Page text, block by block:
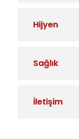
Hijyen
Sağlık
İletişim